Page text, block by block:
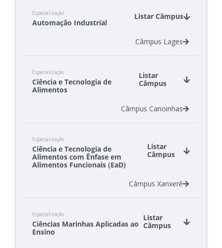
Especialização
Automação Industrial
Listar Câmpus
Câmpus Lages
Especialização
Ciência e Tecnologia de
Alimentos
Listar
Câmpus
Câmpus Canoinhas
Especialização
Ciência e Tecnologia de
Alimentos com Ênfase em
Alimentos Funcionais (EaD)
Listar
Câmpus
Câmpus Xanxerê
Especialização
Ciências Marinhas Aplicadas ao
Ensino
Listar
Câmpus